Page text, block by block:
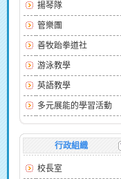
揚琴隊
管樂團
善牧跆拳道社
游泳教學
英語教學
多元展能的學習活動
行政組織
校長室